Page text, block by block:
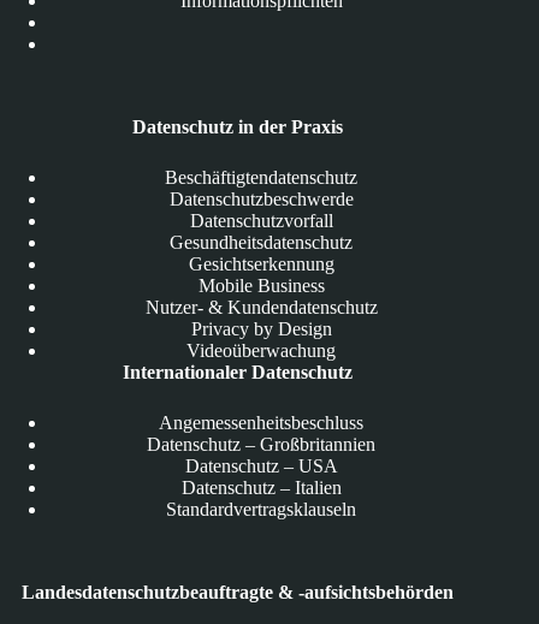
Datenschutz in der Praxis
Beschäftigtendatenschutz
Datenschutzbeschwerde
Datenschutzvorfall
Gesundheitsdatenschutz
Gesichtserkennung
Mobile Business
Nutzer- & Kundendatenschutz
Privacy by Design
Videoüberwachung
Internationaler Datenschutz
Angemessenheitsbeschluss
Datenschutz – Großbritannien
Datenschutz – USA
Datenschutz – Italien
Standardvertragsklauseln
Landesdatenschutzbeauftragte & -aufsichtsbehörden